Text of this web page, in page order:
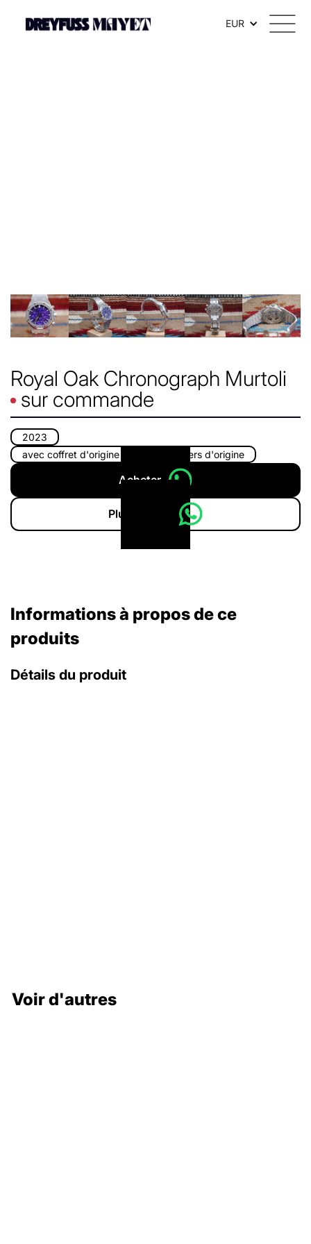
EUR
Royal Oak Chronograph Murtoli
sur commande
2023
avec coffret d'origine
avec papiers d'origine
Acheter
Plus d'infos
Informations à propos de ce
produits
Détails du produit
Voir d'autres